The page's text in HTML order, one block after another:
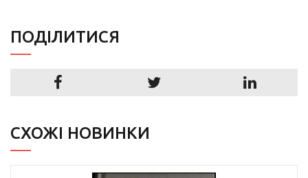
ПОДIЛИТИСЯ
СХОЖІ НОВИНКИ